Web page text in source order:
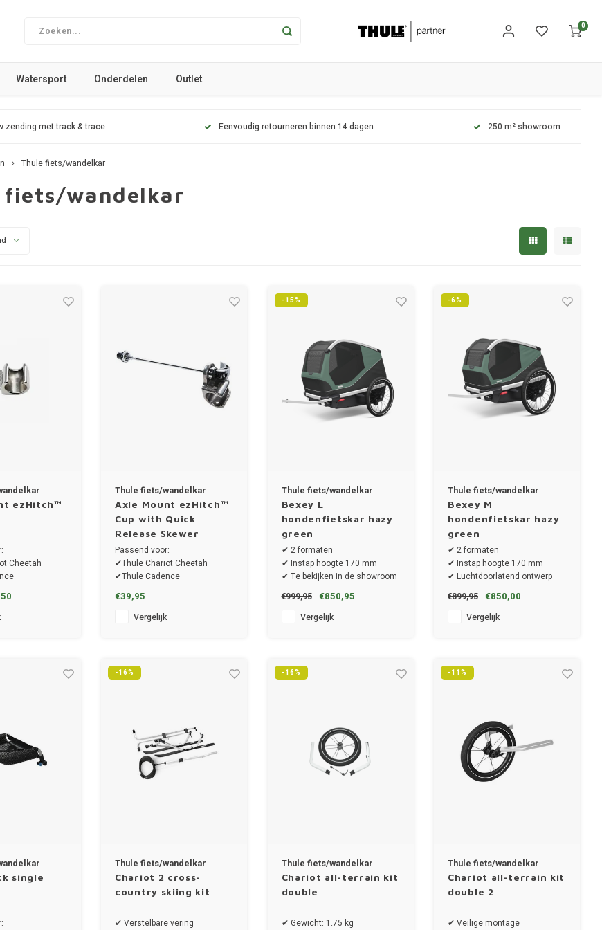
0
Watersport Onderdelen Outlet
zending met track & trace Eenvoudig retourneren binnen 14 dagen 250 m² showroom
Thule fiets/wandelkar
fiets/wandelkar
ezHitch™
Cheetah
Lite
XT
Thule fiets/wandelkar
Axle Mount ezHitch™
Cup with Quick
Release Skewer
Passend voor:
✔Thule Chariot Cheetah
✔Thule Cadence
✔Thule Chariot Lite
✔Thule Coaster XT
€39,95
Vergelijk
-15%
Thule fiets/wandelkar
Bexey L
hondenfietskar hazy
green
✔ 2 formaten
✔ Instap hoogte 170 mm
✔ Te bekijken in de showroom
✔ Max. gewicht per hond 45 kg
€999,95 €850,95
Vergelijk
-6%
Thule fiets/wandelkar
Bexey M
hondenfietskar hazy
green
✔ 2 formaten
✔ Instap hoogte 170 mm
✔ Luchtdoorlatend ontwerp
showroom
€899,95 €850,00
Vergelijk
single
-16%
Thule fiets/wandelkar
Chariot 2 cross-
country skiing kit
✔ Verstelbare vering
-16%
Thule fiets/wandelkar
Chariot all-terrain kit
double
✔ Gewicht: 1.75 kg
-11%
Thule fiets/wandelkar
Chariot all-terrain kit
double 2
✔ Veilige montage